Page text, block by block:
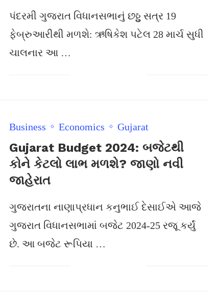
પંદરમી ગુજરાત વિધાનસભાનું છઠ્ઠુ સત્ર 19
ફેબ્રુઆરીથી મળશે: ઋષિકેશ પટેલ 28 માર્ચ સુધી
ચાલનાર આ …
Business Economics Gujarat
Gujarat Budget 2024: બજેટથી
કોને કેટલો લાભ મળશે? જાણો નવી
જાહેરાત
ગુજરાતના નાણાપ્રધાન કનુભાઈ દેસાઈએ આજે
ગુજરાત વિધાનસભામાં બજેટ 2024-25 રજૂ કર્યું
છે. આ બજેટ રૂપિયા …